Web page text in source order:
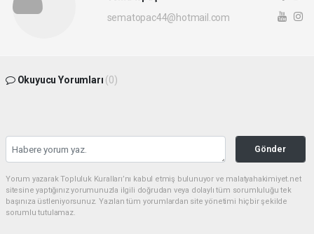
sematopac44@hotmail.com
Okuyucu Yorumları (0)
Gönder
Yorum yazarak Topluluk Kuralları’nı kabul etmiş bulunuyor ve malatyahakimiyet.net
sitesine yaptığınız yorumunuzla ilgili doğrudan veya dolaylı tüm sorumluluğu tek
başınıza üstleniyorsunuz. Yazılan tüm yorumlardan site yönetimi hiçbir şekilde
sorumlu tutulamaz.